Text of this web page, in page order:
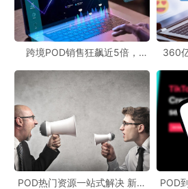
黑五吸金攻略一：把"促销"转化
据Drive Research 最新发布的《
Report》显示，海外消费者”找优惠“
变。有61% 的消费者通过零售商/电商
跨境POD销售狂飙近5倍，
360
POD热门资源一站式解决 新手
POD